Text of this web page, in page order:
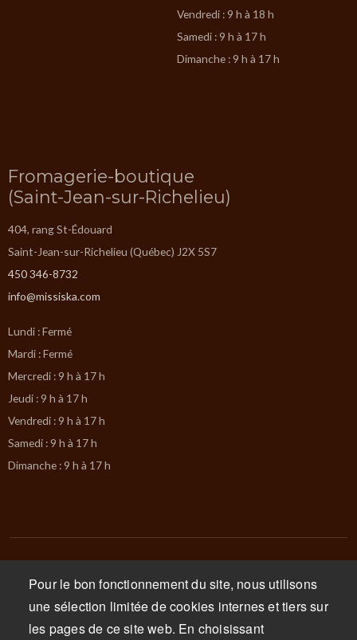
Vendredi : 9 h à 18 h
Samedi : 9 h à 17 h
Dimanche : 9 h à 17 h
Fromagerie-boutique
(Saint-Jean-sur-Richelieu)
404, rang St-Édouard
Saint-Jean-sur-Richelieu (Québec) J2X 5S7
450 346-8732
info@missiska.com
Lundi : Fermé
Mardi : Fermé
Mercredi : 9 h à 17 h
Jeudi : 9 h à 17 h
Vendredi : 9 h à 17 h
Samedi : 9 h à 17 h
Dimanche : 9 h à 17 h
Pour le bon fonctionnement du site, nous utilisons
une sélection limitée de cookies internes et tiers sur
les pages de ce site web. En choisissant
© 2025 Fromagerie Missiska